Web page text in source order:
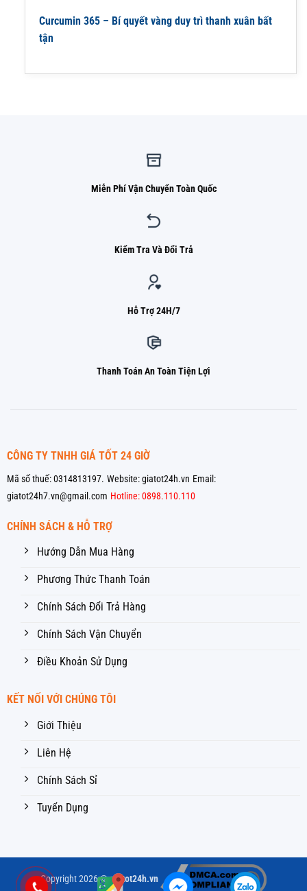
Curcumin 365 – Bí quyết vàng duy trì thanh xuân bất
tận
Miễn Phí Vận Chuyển Toàn Quốc
Kiểm Tra Và Đổi Trả
Hỗ Trợ 24H/7
Thanh Toán An Toàn Tiện Lợi
CÔNG TY TNHH GIÁ TỐT 24 GIỜ
Mã số thuế: 0314813197. Website: giatot24h.vn Email:
giatot24h7.vn@gmail.com Hotline: 0898.110.110
CHÍNH SÁCH & HỖ TRỢ
Hướng Dẫn Mua Hàng
Phương Thức Thanh Toán
Chính Sách Đổi Trả Hàng
Chính Sách Vận Chuyển
Điều Khoản Sử Dụng
KẾT NỐI VỚI CHÚNG TÔI
Giới Thiệu
Liên Hệ
Chính Sách Sỉ
Tuyển Dụng
Copyright 2026 ©giatot24h.vn